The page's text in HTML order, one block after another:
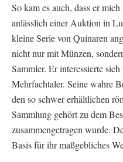
So kam es auch, dass er
anlässlich einer Auktion in
kleine Serie von Quinaren
nicht nur mit Münzen,
Sammler. Er interessierte
Mehrfachtaler. Seine wahre
den so schwer erhältlichen
Sammlung gehört zu dem
zusammengetragen wurde.
Basis für ihr maßgebliches